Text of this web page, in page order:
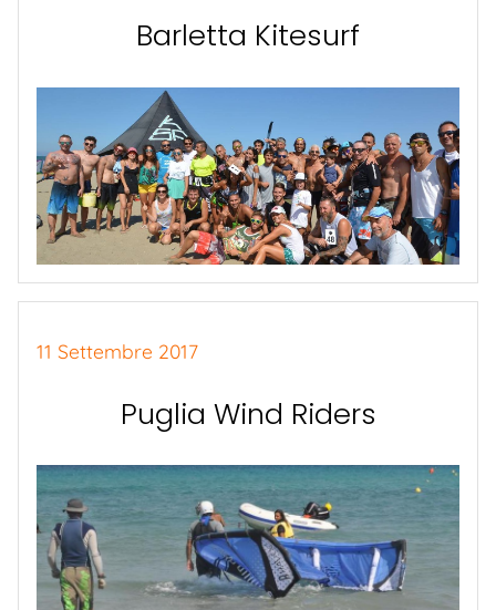
Barletta Kitesurf
11 Settembre 2017
Puglia Wind Riders